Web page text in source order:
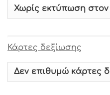
Γραμματοσειρά 22
Γραμματοσειρά 24
Κάρτες δεξίωσης